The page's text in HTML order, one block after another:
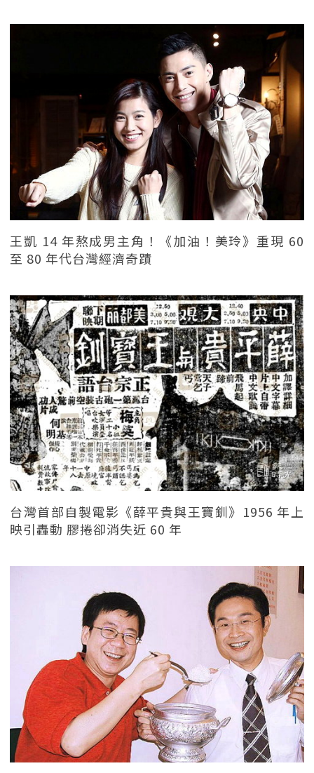
王凱 14 年熬成男主角！《加油！美玲》重現 60
至 80 年代台灣經濟奇蹟
台灣首部自製電影《薛平貴與王寶釧》1956 年上
映引轟動 膠捲卻消失近 60 年